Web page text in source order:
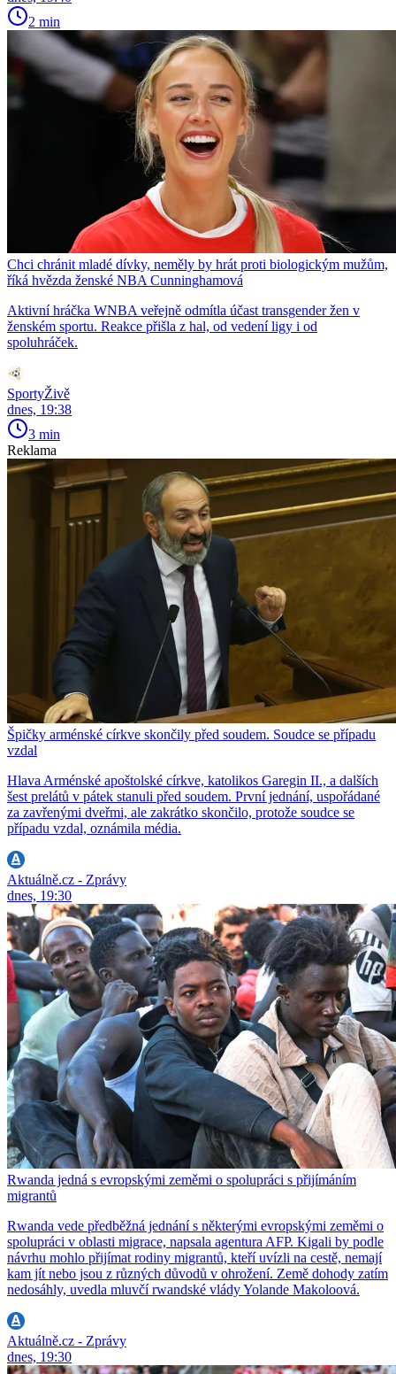
2 min
Chci chránit mladé dívky, neměly by hrát proti biologickým mužům,
říká hvězda ženské NBA Cunninghamová
Aktivní hráčka WNBA veřejně odmítla účast transgender žen v
ženském sportu. Reakce přišla z hal, od vedení ligy i od
spoluhráček.
SportyŽivě
dnes, 19:38
3 min
Reklama
Špičky arménské církve skončily před soudem. Soudce se případu
vzdal
Hlava Arménské apoštolské církve, katolikos Garegin II., a dalších
šest prelátů v pátek stanuli před soudem. První jednání, uspořádané
za zavřenými dveřmi, ale zakrátko skončilo, protože soudce se
případu vzdal, oznámila média.
Aktuálně.cz - Zprávy
dnes, 19:30
Rwanda jedná s evropskými zeměmi o spolupráci s přijímáním
migrantů
Rwanda vede předběžná jednání s některými evropskými zeměmi o
spolupráci v oblasti migrace, napsala agentura AFP. Kigali by podle
návrhu mohlo přijímat rodiny migrantů, kteří uvízli na cestě, nemají
kam jít nebo jsou z různých důvodů v ohrožení. Země dohody zatím
nedosáhly, uvedla mluvčí rwandské vlády Yolande Makoloová.
Aktuálně.cz - Zprávy
dnes, 19:30